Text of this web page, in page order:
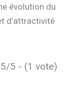
évolution du
d’attractivité
5/5 - (1 vote)